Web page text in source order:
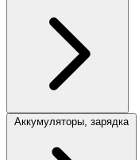
Аккумуляторы, зарядка